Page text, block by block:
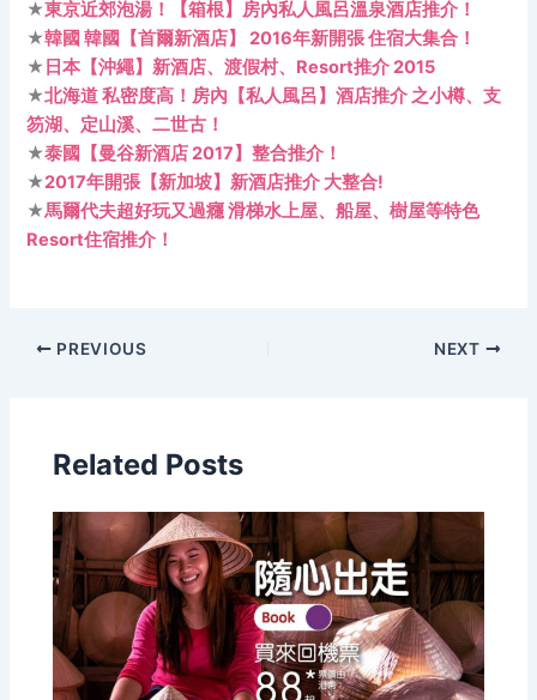
★東京近郊泡湯！【箱根】房內私人風呂溫泉酒店推介！
★韓國 韓國【首爾新酒店】 2016年新開張 住宿大集合！
★ 日本【沖繩】新酒店、渡假村、Resort推介 2015
★北海道 私密度高！房內【私人風呂】酒店推介 之小樽、支
笏湖、定山溪、二世古！
★泰國【曼谷新酒店 2017】整合推介！
★2017年開張【新加坡】新酒店推介 大整合!
★馬爾代夫超好玩又過癮 滑梯水上屋、船屋、樹屋等特色
Resort住宿推介！
PREVIOUS NEXT
Related Posts